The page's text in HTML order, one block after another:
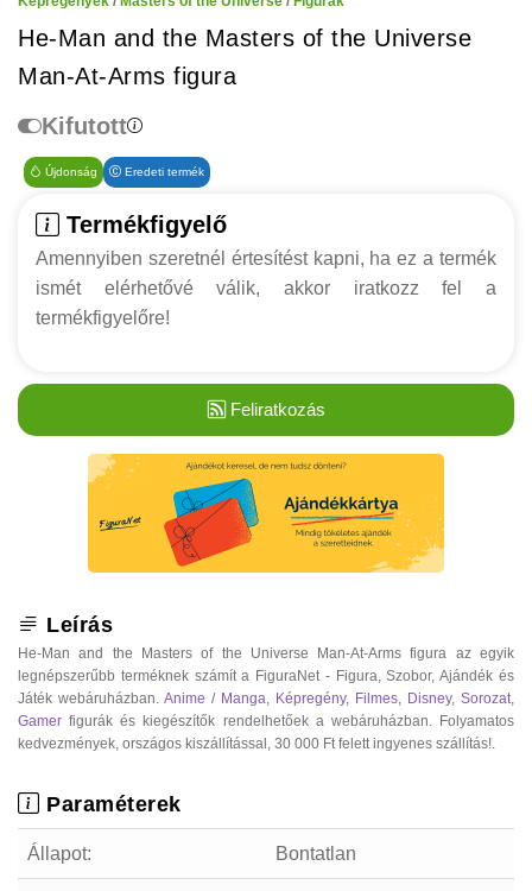
He-Man and the Masters of the Universe
Man-At-Arms figura
Kifutott
Újdonság Eredeti termék
Termékfigyelő
Amennyiben szeretnél értesítést kapni, ha ez a termék
ismét elérhetővé válik, akkor iratkozz fel a
termékfigyelőre!
Feliratkozás
Leírás
He-Man and the Masters of the Universe Man-At-Arms figura az egyik
legnépszerűbb terméknek számít a FiguraNet - Figura, Szobor, Ajándék és
Játék webáruházban. Anime / Manga Képregény, Filmes Disney, Sorozat
Gamer figurák és kiegészítők rendelhetőek a webáruházban. Folyamatos
kedvezmények, országos kiszállítással, 30 000 Ft felett ingyenes szállítás!.
Paraméterek
Állapot: Bontatlan